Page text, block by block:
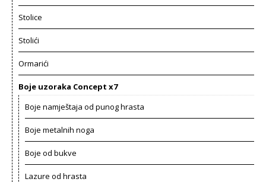
Stolice
Stolići
Ormarići
Boje uzoraka Concept x7
Boje namještaja od punog hrasta
Boje metalnih noga
Boje od bukve
Lazure od hrasta